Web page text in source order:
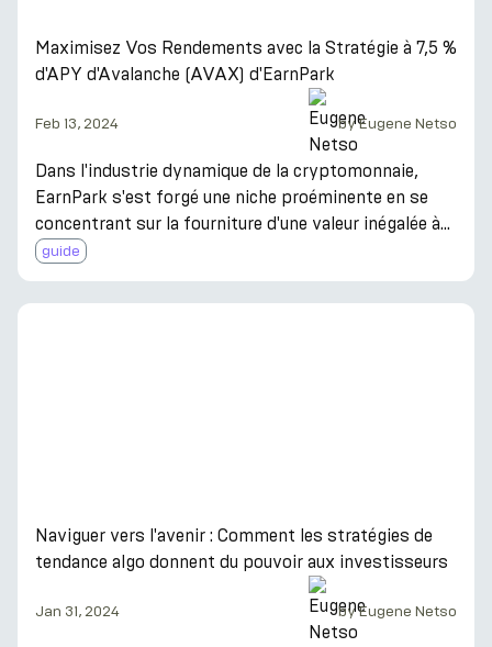
Maximisez Vos Rendements avec la Stratégie à 7,5 %
d'APY d'Avalanche (AVAX) d'EarnPark
Feb 13, 2024 byEugene Netso
Dans l'industrie dynamique de la cryptomonnaie,
EarnPark s'est forgé une niche proéminente en se
concentrant sur la fourniture d'une valeur inégalée à
ses investisseurs. Avec une mission profondément
ancrée dans la maximisation du rendement annuel en
pourcentage (APY), EarnPark se distingue par son
guide
Naviguer vers l'avenir : Comment les stratégies de
tendance algo donnent du pouvoir aux investisseurs
Jan 31, 2024 byEugene Netso